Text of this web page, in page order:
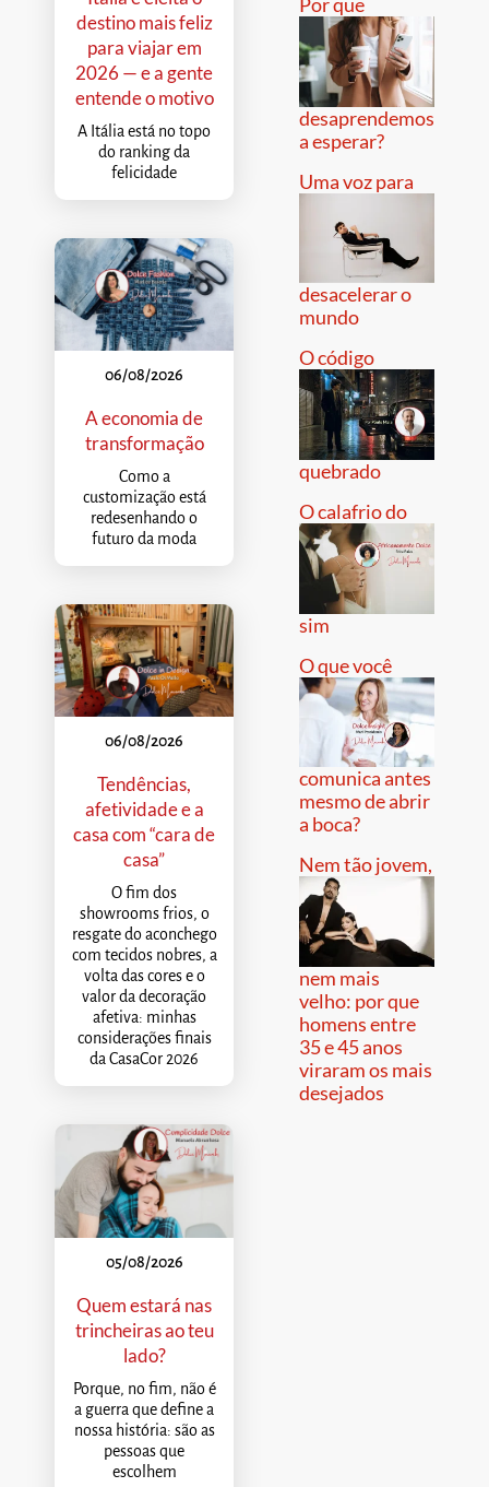
destino mais feliz
para viajar em
2026 — e a gente
entende o motivo
A Itália está no topo
do ranking da
felicidade
06/08/2026
A economia de
transformação
Como a
customização está
redesenhando o
futuro da moda
06/08/2026
Tendências,
afetividade e a
casa com “cara de
casa”
O fim dos
showrooms frios, o
resgate do aconchego
com tecidos nobres, a
volta das cores e o
valor da decoração
afetiva: minhas
considerações finais
da CasaCor 2026
05/08/2026
Quem estará nas
trincheiras ao teu
lado?
Porque, no fim, não é
a guerra que define a
nossa história: são as
pessoas que
escolhem
desaprendemos
a esperar?
Uma voz para
desacelerar o
mundo
O código
quebrado
O calafrio do
sim
O que você
comunica antes
mesmo de abrir
a boca?
Nem tão jovem,
nem mais
velho: por que
homens entre
35 e 45 anos
viraram os mais
desejados